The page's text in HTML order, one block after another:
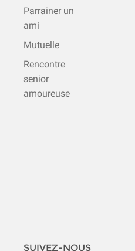
Parrainer un
ami
Mutuelle
Rencontre
senior
amoureuse
SUIVEZ-NOUS